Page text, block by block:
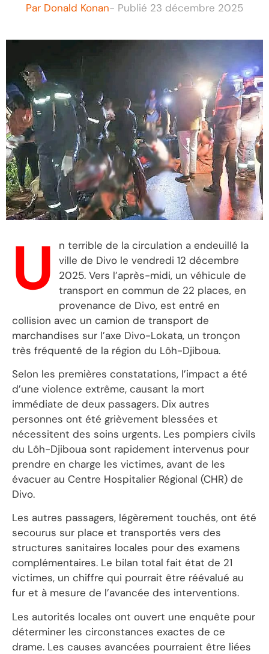
Par Donald Konan- Publié 23 décembre 2025
U
n terrible de la circulation a endeuillé la
ville de Divo le vendredi 12 décembre
2025. Vers l’après-midi, un véhicule de
transport en commun de 22 places, en
provenance de Divo, est entré en
collision avec un camion de transport de
marchandises sur l’axe Divo-Lokata, un tronçon
très fréquenté de la région du Lôh-Djiboua.
Selon les premières constatations, l’impact a été
d’une violence extrême, causant la mort
immédiate de deux passagers. Dix autres
personnes ont été grièvement blessées et
nécessitent des soins urgents. Les pompiers civils
du Lôh-Djiboua sont rapidement intervenus pour
prendre en charge les victimes, avant de les
évacuer au Centre Hospitalier Régional (CHR) de
Divo.
Les autres passagers, légèrement touchés, ont été
secourus sur place et transportés vers des
structures sanitaires locales pour des examens
complémentaires. Le bilan total fait état de 21
victimes, un chiffre qui pourrait être réévalué au
fur et à mesure de l’avancée des interventions.
Les autorités locales ont ouvert une enquête pour
déterminer les circonstances exactes de ce
drame. Les causes avancées pourraient être liées